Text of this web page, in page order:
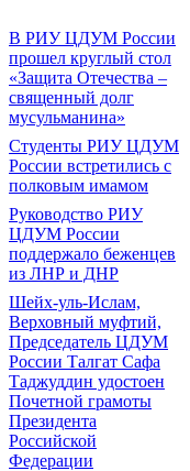
В РИУ ЦДУМ России
прошел круглый стол
«Защита Отечества –
священный долг
мусульманина»
Студенты РИУ ЦДУМ
России встретились с
полковым имамом
Руководство РИУ
ЦДУМ России
поддержало беженцев
из ЛНР и ДНР
Шейх-уль-Ислам,
Верховный муфтий,
Председатель ЦДУМ
России Талгат Сафа
Таджуддин удостоен
Почетной грамоты
Президента
Российской
Федерации